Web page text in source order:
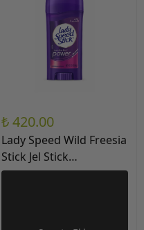
₺ 420.00
Lady Speed Wild Freesia
Stick Jel Stick
Deodorant 2.3Oz / 65gr